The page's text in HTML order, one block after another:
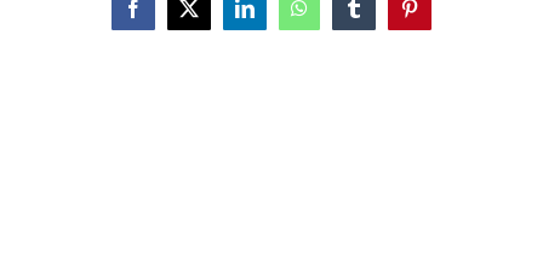
Facebook
X LinkedInWhatsAppTumblrPinterest